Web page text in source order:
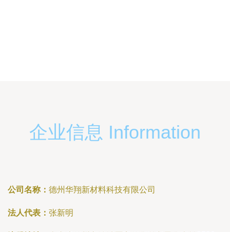
企业信息 Information
公司名称： 德州华翔新材料科技有限公司
法人代表： 张新明